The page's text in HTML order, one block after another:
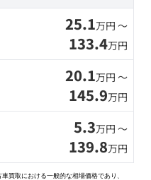
25.1万円 〜
133.4万円
20.1万円 〜
145.9万円
5.3万円 〜
139.8万円
買取における一般的な相場価格であり、